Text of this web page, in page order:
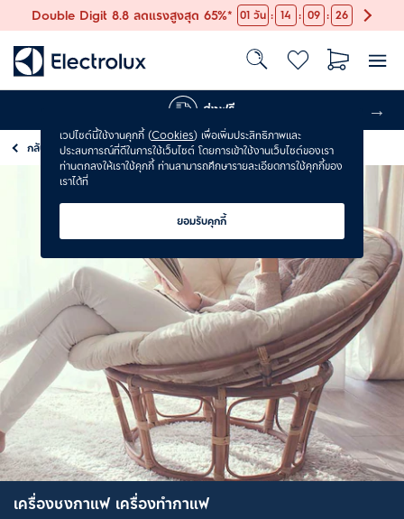
Double Digit 8.8 ลดแรงสูงสุด 65%* 01 วัน : 14 : 09 : 26
ส่งฟรี
กลับ หน้าแรก
เครื่องชงกาแฟ เครื่องทำกาแฟ
เวปไซต์นี้ใช้งานคุกกี้ (Cookies) เพื่อเพิ่มประสิทธิภาพและ
ประสบการณ์ที่ดีในการใช้เว็บไซต์ โดยการเข้าใช้งานเว็บไซต์ของเรา
ท่านตกลงให้เราใช้คุกกี้ ท่านสามารถศึกษารายละเอียดการใช้คุกกี้ของ
เราได้ที่
ยอมรับคุกกี้